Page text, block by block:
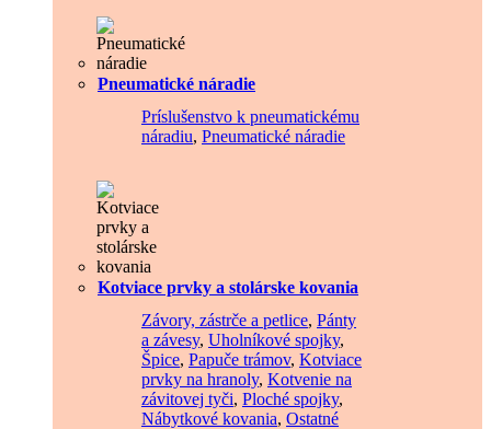
Pneumatické náradie
Príslušenstvo k pneumatickému
náradiu, Pneumatické náradie
Kotviace prvky a stolárske kovania
Závory, zástrče a petlice, Pánty
a závesy, Uholníkové spojky,
Špice, Papuče trámov, Kotviace
prvky na hranoly, Kotvenie na
závitovej tyči, Ploché spojky,
Nábytkové kovania, Ostatné